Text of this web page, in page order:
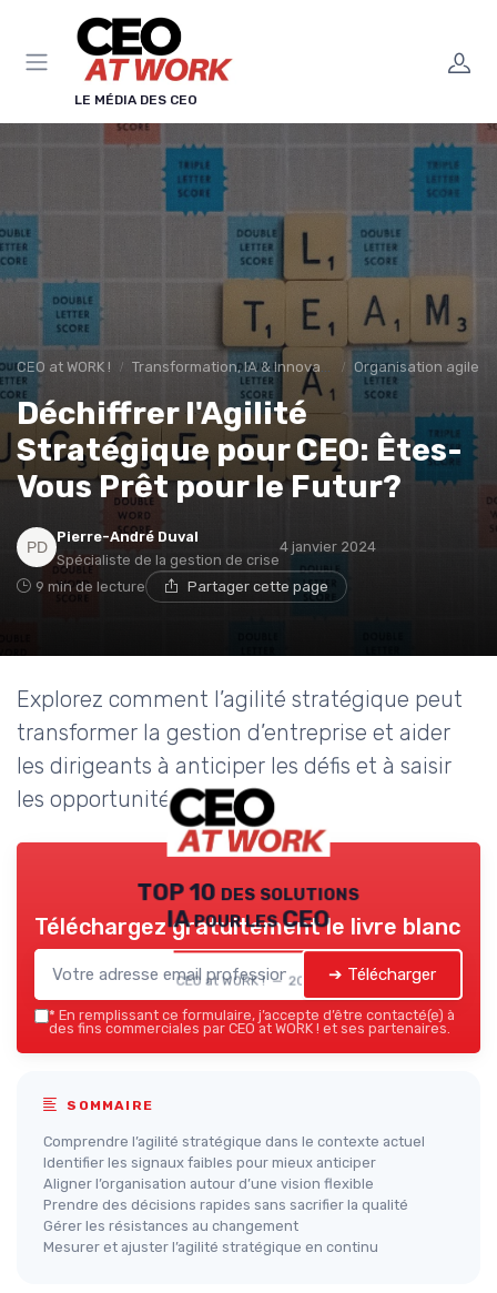
LE MÉDIA DES CEO
CEO at WORK ! Transformation, IA & Innovation Organisation agile &
Déchiffrer l'Agilité
Stratégique pour CEO: Êtes-
Vous Prêt pour le Futur?
Pierre-André Duval
Spécialiste de la gestion de crise
4 janvier 2024
9 min de lecture Partager cette page
Explorez comment l’agilité stratégique peut
transformer la gestion d’entreprise et aider
les dirigeants à anticiper les défis et à saisir
les opportunités.
TOP 10 des solutions
IA pour les CEO
CEO at WORK ! — 2026
Téléchargez gratuitement le livre blanc
➔ Télécharger
* En remplissant ce formulaire, j’accepte d’être contacté(e) à
des fins commerciales par CEO at WORK ! et ses partenaires.
SOMMAIRE
Comprendre l’agilité stratégique dans le contexte actuel
Identifier les signaux faibles pour mieux anticiper
Aligner l’organisation autour d’une vision flexible
Prendre des décisions rapides sans sacrifier la qualité
Gérer les résistances au changement
Mesurer et ajuster l’agilité stratégique en continu
Panneau de gestion des cookies